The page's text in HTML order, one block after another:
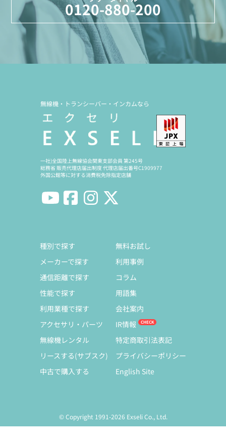
0120-880-200
無線機・トランシーバー・インカムなら
一社)全国陸上無線協会関東支部会員 第245号
総務省 販売代理店届出制度 代理店届出番号C1909977
外国公館等に対する消費税免除指定店舗
種別で探す
メーカーで探す
通信距離で探す
性能で探す
利用業種で探す
アクセサリ・パーツ
無線機レンタル
リースする(サブスク)
中古で購入する
無料お試し
利用事例
コラム
用語集
会社案内
IR情報
特定商取引法表記
プライバシーポリシー
English Site
© Copyright 1991-2026 Exseli Co., Ltd.